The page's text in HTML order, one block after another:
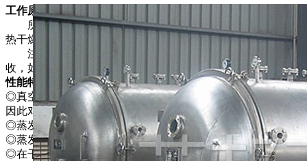
工作原理
所谓真空干燥，就是将干燥物料处于真空条件下，进行加
热干燥。如果利用真空泵进行抽气抽湿，则加快了干燥速度。
注：如采用冷凝器．物料中的溶剂可通过冷凝器加以回
收，如溶剂为水，可不用冷凝器，节省能源投资。
性能特点
◎真空下物料溶液的沸点降低．使蒸发器的传热推动力增大．
因此对一定的传热量可以节省蒸发器的传热面积。
◎蒸发操作的热源可采用低压蒸汽或废热蒸汽。
◎蒸发器热损失少。
◎在干燥前可进行消毒处理，干燥过程中无任何不纯物污入，